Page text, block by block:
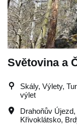
Světovina a
Skály, Výlety,
výlet
Drahoňův Újezd,
Křivoklátsko,